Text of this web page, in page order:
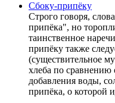
Сбоку-припёку
Строго говоря,
припёка", но
таинственное
припёку также
(существительное
хлеба по сравнению
добавления воды,
припёка, о которой